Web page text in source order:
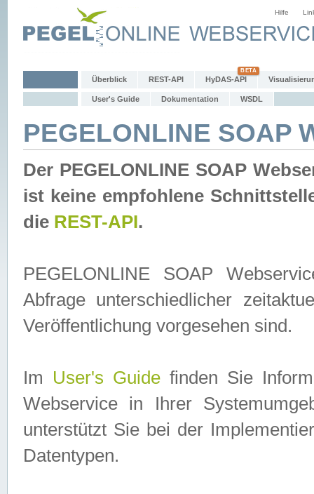
Hilfe
Überblick REST-API HyDAS-API
User's Guide Dokumentation WSDL
PEGELONLINE SOAP
Der PEGELONLINE SOAP
ist keine empfohlene
die REST-API.
PEGELONLINE SOAP
Abfrage unterschiedlicher
Veröffentlichung vorgesehen sind.
Im User's Guidefinden Sie
Webservice in Ihrer
unterstützt Sie bei der
Datentypen.